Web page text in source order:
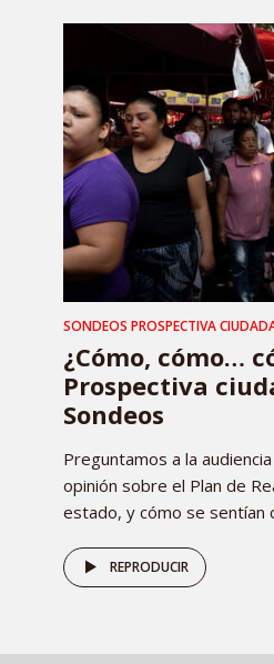
SONDEOS PROSPECTIVA
¿Cómo, cómo…
Prospectiva
Sondeos
Preguntamos a la
opinión sobre el Plan de
estado, y cómo se sentían
REPRODUCIR